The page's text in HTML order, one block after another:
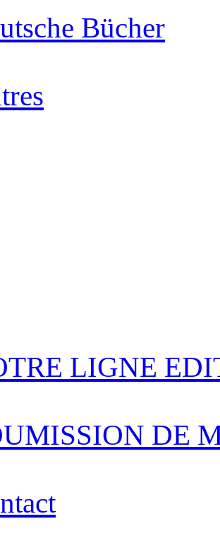
Bücher
LIGNE
DE